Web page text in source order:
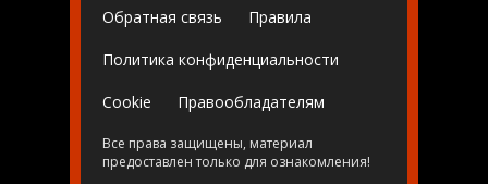
Обратная связь Правила
Политика конфиденциальности
Cookie Правообладателям
Все права защищены, материал
предоставлен только для ознакомления!